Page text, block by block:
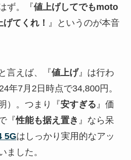
ず。『値上げしてでもmoto
てくれ！ 』というのが本音
言えば、『値上げ』は行わ
年7月2日時点で34,800円。
）。つまり『安すぎる 』価
『性能も据え置き 』なら呆
5Gはしっかり実用的なアッ
ました。